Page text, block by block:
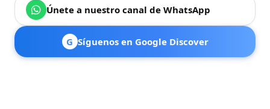
Únete a nuestro canal de WhatsApp
G Síguenos en Google Discover